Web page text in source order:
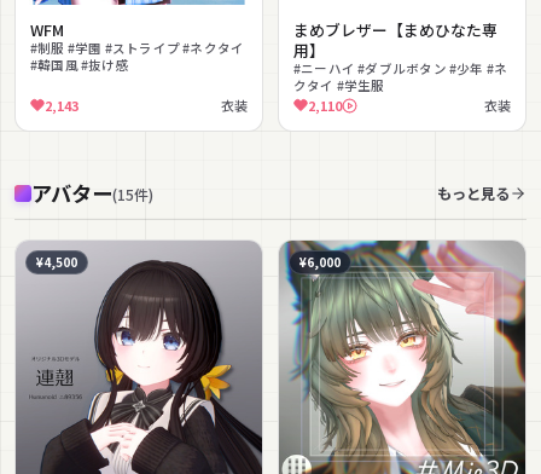
WFM
#制服 #学園 #ストライプ #ネクタイ
#韓国風 #抜け感
2,143 衣装
まめブレザー【まめひなた専
用】
#ニーハイ #ダブルボタン #少年 #ネ
クタイ #学生服
2,110 衣装
アバター(15件) もっと見る
¥4,500 ¥6,000